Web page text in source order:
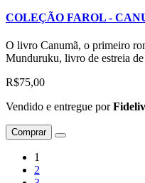
COLEÇÃO FAROL -
O livro Canumã, o primeiro
Munduruku, livro de estreia
R$75,00
Vendido e entregue por
Comprar
1
2